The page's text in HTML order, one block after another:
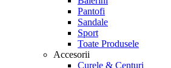
Pantofi
Sandale
Sport
Toate Produsele
Accesorii
Curele & Centuri